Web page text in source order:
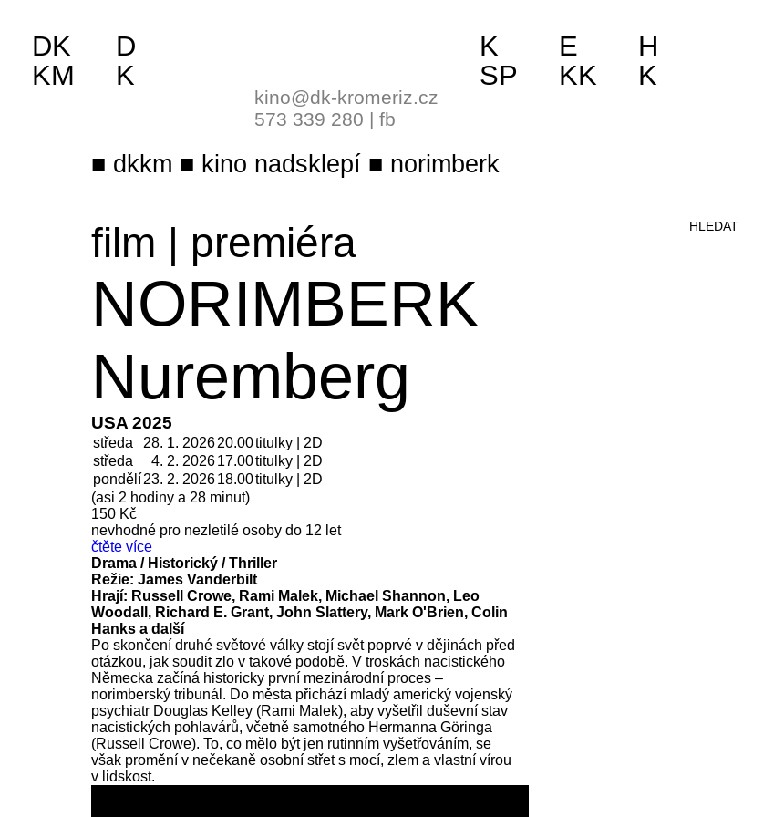
dkkm kino nadsklepí norimberk
film | premiéra
NORIMBERK
Nuremberg
USA 2025
středa 28. 1. 202620.00titulky | 2D
středa
4. 2. 202617.00titulky | 2D
pondělí23. 2. 202618.00titulky | 2D
(asi 2 hodiny a 28 minut)
150 Kč
nevhodné pro nezletilé osoby do 12 let
čtěte více
Drama / Historický / Thriller
Režie: James Vanderbilt
Hrají: Russell Crowe, Rami Malek, Michael Shannon, Leo
Woodall, Richard E. Grant, John Slattery, Mark O'Brien, Colin
Hanks a další
Po skončení druhé světové války stojí svět poprvé v dějinách před
otázkou, jak soudit zlo v takové podobě. V troskách nacistického
Německa začíná historicky první mezinárodní proces –
norimberský tribunál. Do města přichází mladý americký vojenský
psychiatr Douglas Kelley (Rami Malek), aby vyšetřil duševní stav
nacistických pohlavárů, včetně samotného Hermanna Göringa
(Russell Crowe). To, co mělo být jen rutinním vyšetřováním, se
však promění v nečekaně osobní střet s mocí, zlem a vlastní vírou
v lidskost.
DK
KM
D
K
kino@dk-kromeriz.cz
573 339 280 | fb
K
SP
E
KK
H
K
HLEDAT